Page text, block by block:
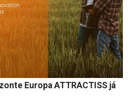
Europa ATTRACTISS já